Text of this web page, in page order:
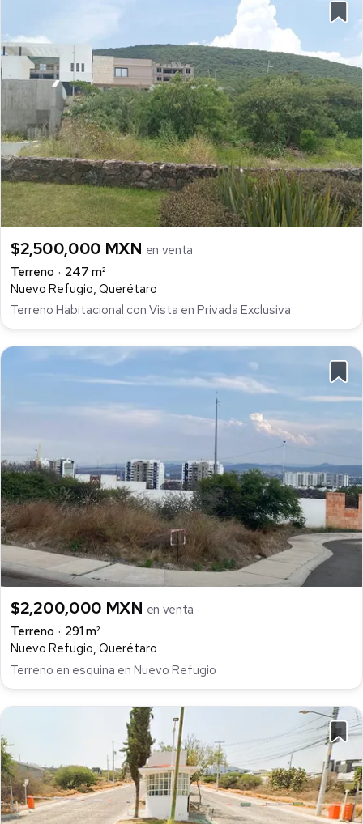
$2,500,000 MXN en venta
Terreno
247 m²
Nuevo Refugio, Querétaro
Terreno Habitacional con Vista en Privada Exclusiva
$2,200,000 MXN en venta
Terreno
291 m²
Nuevo Refugio, Querétaro
Terreno en esquina en Nuevo Refugio